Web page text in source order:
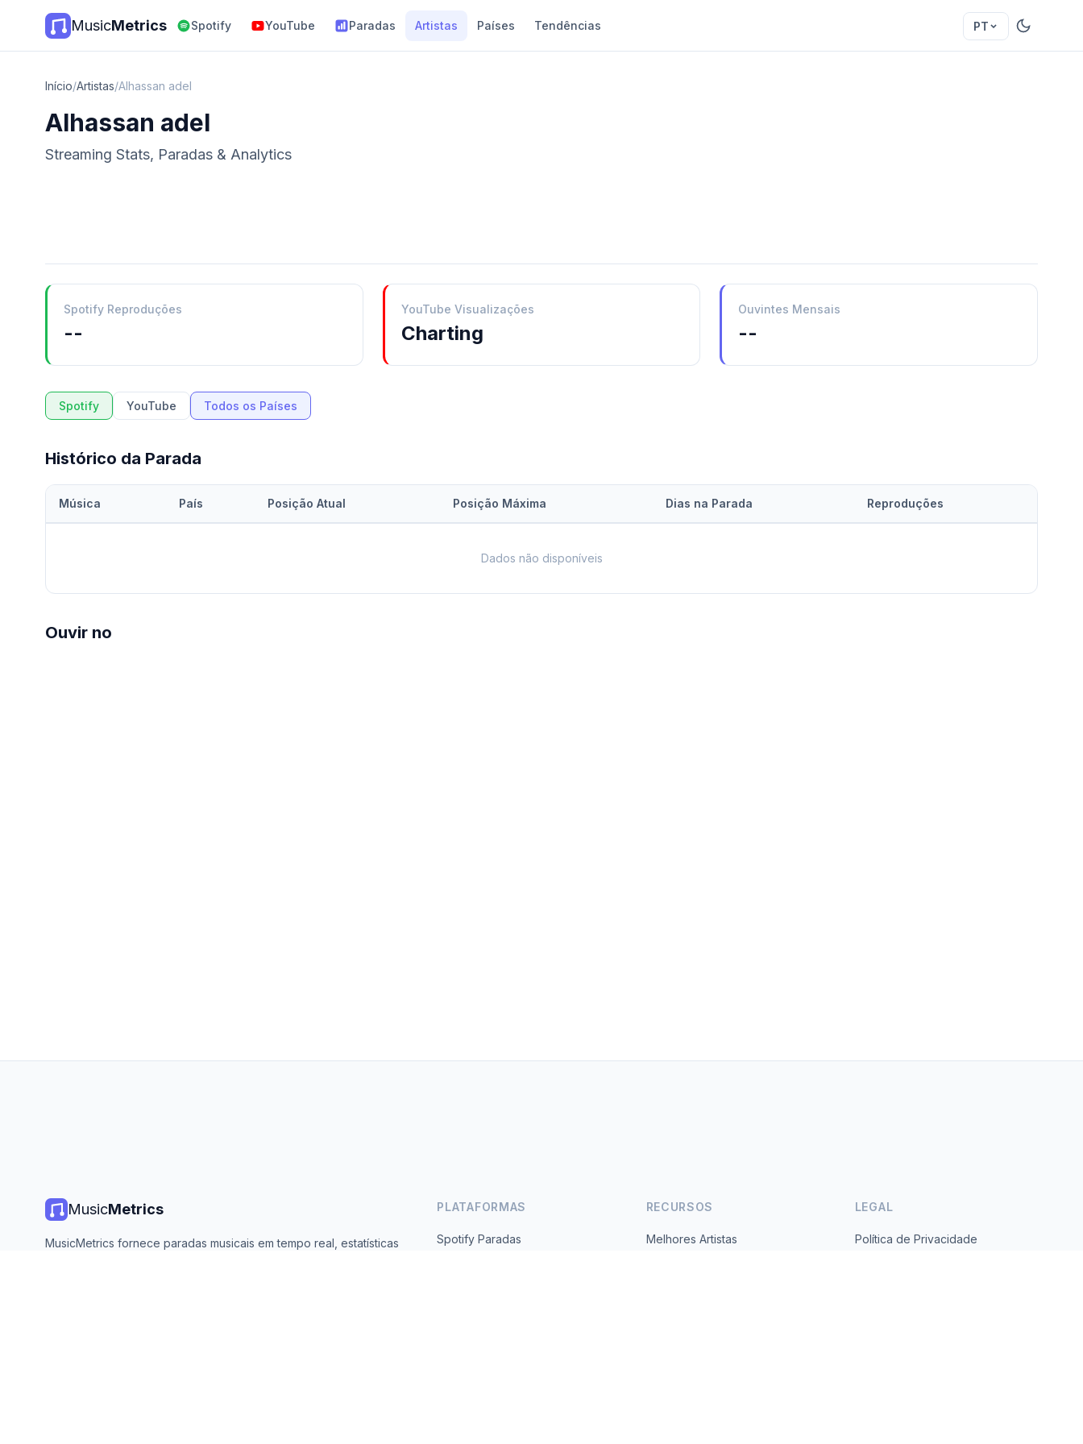
MusicMetrics Spotify YouTube Paradas Artistas Países Tendências PT
Início/Artistas/Alhassan adel
Alhassan adel
Streaming Stats, Paradas & Analytics
Spotify Reproduções
--
YouTube Visualizações
Charting
Ouvintes Mensais
--
Spotify YouTube Todos os Países
Histórico da Parada
Música País Posição Atual Posição Máxima Dias na Parada Reproduções
Dados não disponíveis
Ouvir no
MusicMetrics
MusicMetrics fornece paradas musicais em tempo real, estatísticas
PLATAFORMAS
Spotify Paradas
RECURSOS
Melhores Artistas
LEGAL
Política de Privacidade